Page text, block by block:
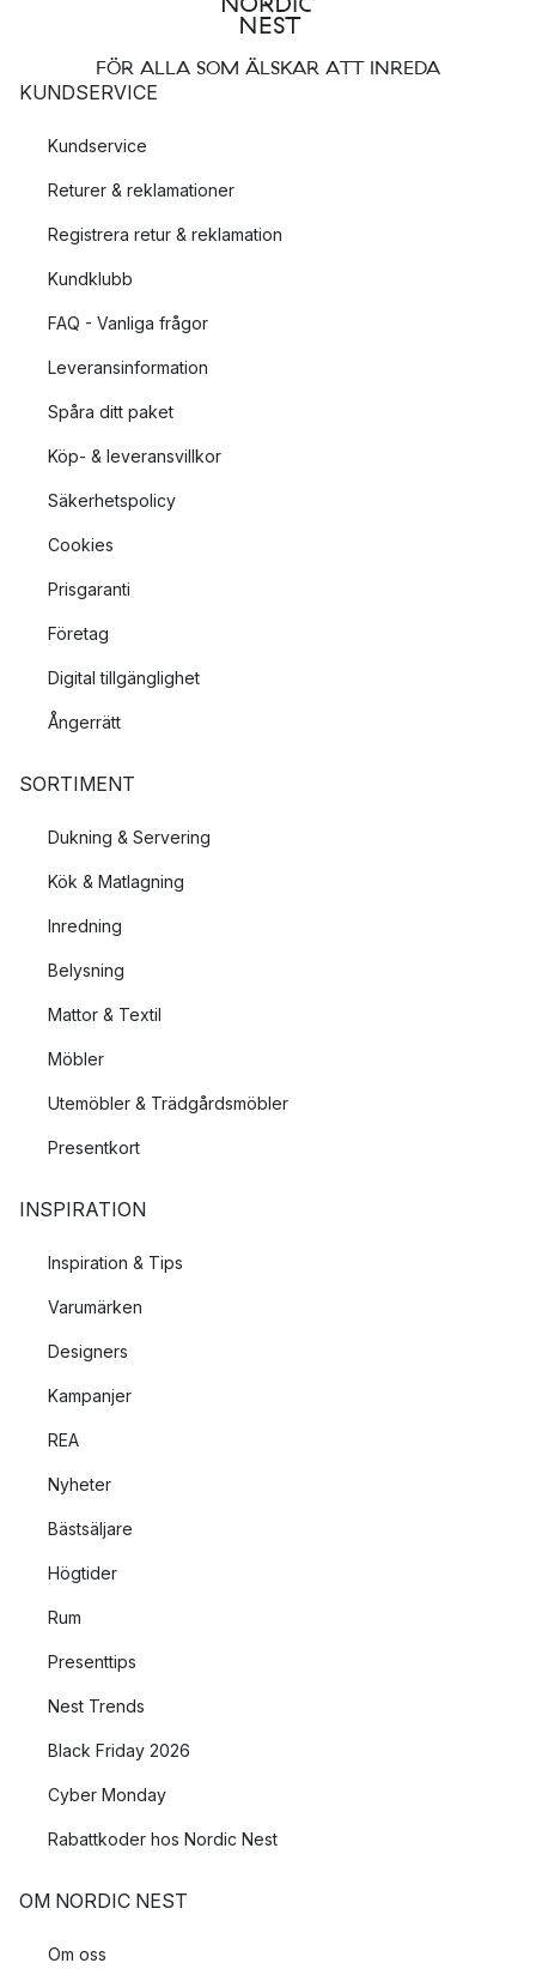
FÖR ALLA SOM ÄLSKAR ATT INREDA
KUNDSERVICE
Kundservice
Returer & reklamationer
Registrera retur & reklamation
Kundklubb
FAQ - Vanliga frågor
Leveransinformation
Spåra ditt paket
Köp- & leveransvillkor
Säkerhetspolicy
Cookies
Prisgaranti
Företag
Digital tillgänglighet
Ångerrätt
SORTIMENT
Dukning & Servering
Kök & Matlagning
Inredning
Belysning
Mattor & Textil
Möbler
Utemöbler & Trädgårdsmöbler
Presentkort
INSPIRATION
Inspiration & Tips
Varumärken
Designers
Kampanjer
REA
Nyheter
Bästsäljare
Högtider
Rum
Presenttips
Nest Trends
Black Friday 2026
Cyber Monday
Rabattkoder hos Nordic Nest
OM NORDIC NEST
Om oss